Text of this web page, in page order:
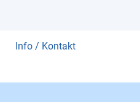
Info / Kontakt